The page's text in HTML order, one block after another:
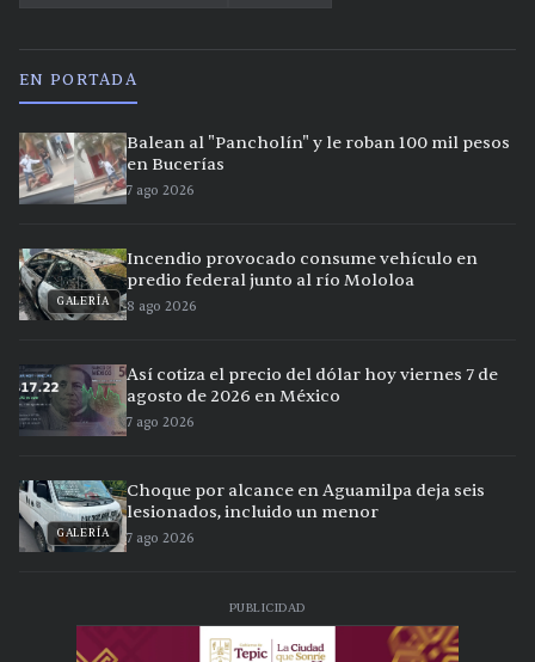
EN PORTADA
Balean al "Pancholín" y le roban 100 mil pesos
en Bucerías
7 ago 2026
GALERÍA
Incendio provocado consume vehículo en
predio federal junto al río Mololoa
8 ago 2026
Así cotiza el precio del dólar hoy viernes 7 de
agosto de 2026 en México
7 ago 2026
GALERÍA
Choque por alcance en Aguamilpa deja seis
lesionados, incluido un menor
7 ago 2026
PUBLICIDAD